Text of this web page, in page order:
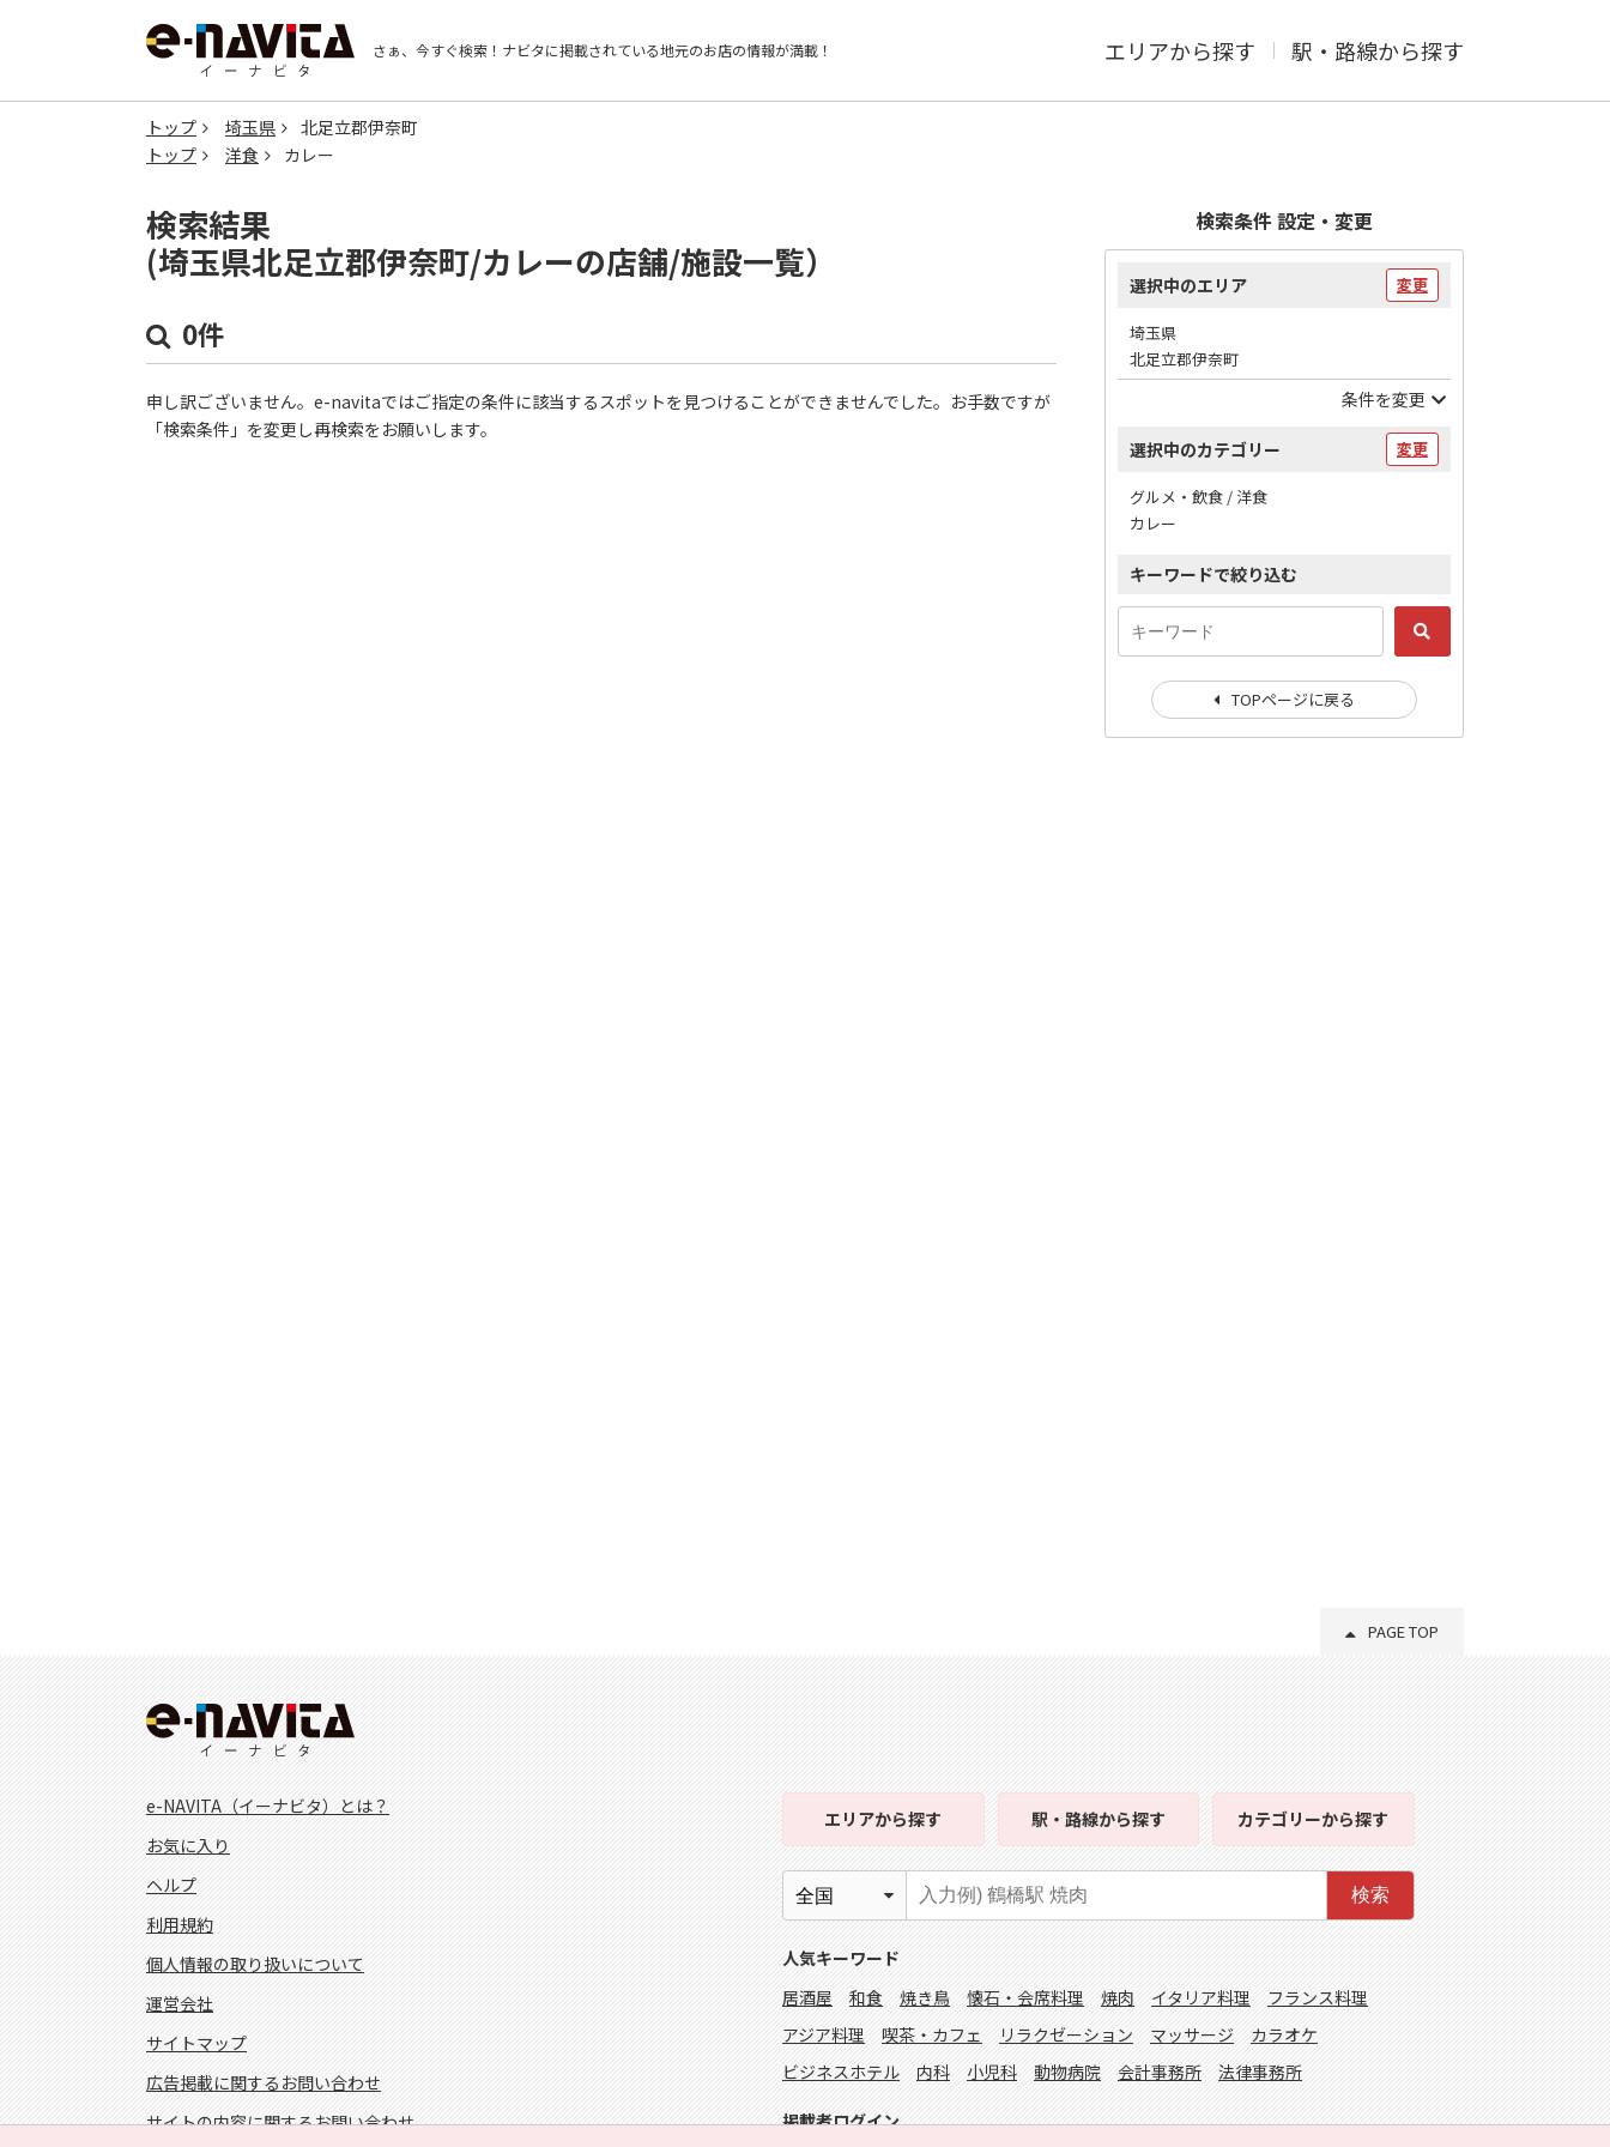
さぁ、今すぐ検索！ ナビタに掲載されている地元のお店の情報が満載！ エリアから探す 駅・路線から探す
トップ 埼玉県
北足立郡伊奈町
トップ
洋食 カレー
検索結果
(埼玉県北足立郡伊奈町/カレーの店舗/施設一覧）
0件
申し訳ございません。e-navitaではご指定の条件に該当するスポットを見つけることができませんでした。お手数ですが
「検索条件」を変更し再検索をお願いします。
検索条件 設定・変更
選択中のエリア 変更
埼玉県
北足立郡伊奈町
条件を変更
選択中のカテゴリー 変更
グルメ・飲食 / 洋食
カレー
キーワードで絞り込む
TOPページに戻る
PAGE TOP
e-NAVITA（イーナビタ）とは？
お気に入り
ヘルプ
利用規約
個人情報の取り扱いについて
運営会社
サイトマップ
広告掲載に関するお問い合わせ
サイトの内容に関するお問い合わせ
エリアから探す 駅・路線から探す カテゴリーから探す
検索
人気キーワード
居酒屋
和食 焼き鳥 懐石・会席料理 焼肉 イタリア料理
フランス料理
アジア料理
喫茶・カフェ リラクゼーション マッサージ
カラオケ
ビジネスホテル
内科 小児科 動物病院 会計事務所 法律事務所
掲載者ログイン